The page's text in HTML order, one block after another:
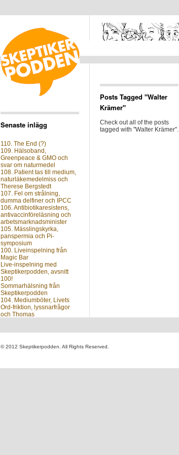
Senaste inlägg
110. The End (?)
109. Hälsoband,
Greenpeace & GMO och
svar om naturmedel
108. Patient tas till medium,
naturläkemedelmiss och
Therese Bergstedt
107. Fel om strålning,
dumma delfiner och IPCC
106. Antibiotikaresistens,
antivaccinföreläsning och
arbetsmarknadsminister
105. Mässlingskyrka,
panspermia och Pi-
symposium
100. Liveinspelning från
Magic Bar
Live-inspelning med
Skeptikerpodden, avsnitt
100!
Sommarhälsning från
Skeptikerpodden
104. Mediumböter, Livets
Ord-friktion, lyssnarfrågor
och Thomas
Vill du veta när du kan
Posts Tagged "Walter
Krämer"
Check out all of the posts
tagged with "Walter Krämer".
© 2012 Skeptikerpodden. All Rights Reserved.